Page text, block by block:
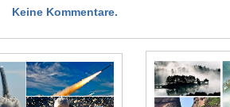
Keine Kommentare.